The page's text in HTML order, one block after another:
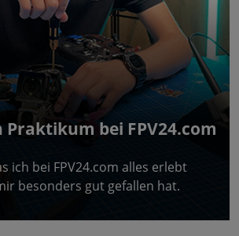
Praktikum bei FPV24.com
ich bei FPV24.com alles erlebt
besonders gut gefallen hat.